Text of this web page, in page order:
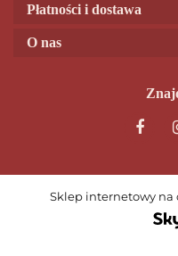
Płatności i dostawa
O nas
Sklep internetowy na